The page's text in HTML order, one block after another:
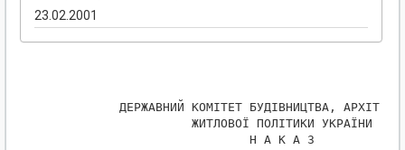
23.02.2001
ДЕРЖАВНИЙ КОМІТЕТ БУДІВНИЦТВА,
                    ЖИТЛОВОЇ ПОЛІТИКИ УКРАЇНИ
                            Н А К А З